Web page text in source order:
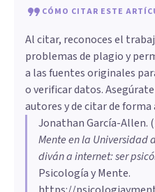
CÓMO CITAR ESTE
Al citar, reconoces el
problemas de plagio y
a las fuentes originales
o verificar datos.
autores y de citar de forma
Jonathan García-Allen. (
Mente en la Universidad
diván a internet: ser
Psicología y Mente.